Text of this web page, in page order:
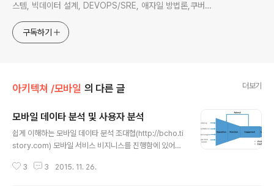
스템, 빅데이터 설계, DEVOPS/SRE, 애자일 방법론,쿠버네
한 기술 멘토링과 강의 진행합니다. Linkedin :
https://www.linkedin.com/in/terrycho75/
구독하기
아키텍쳐 /모바일 의 다른 글 더보기
모바일 데이타 분석 및 사용자 분석
쉽게 이해하는 모바일 데이타 분석 조대협(http://bcho.ti
story.com) 모바일 서비스 비지니스를 진행함에 있어서
개선이다. 이를 위해서, 어떤 지표들이 필요한지 정의하고
3 3 2015. 11. 26.